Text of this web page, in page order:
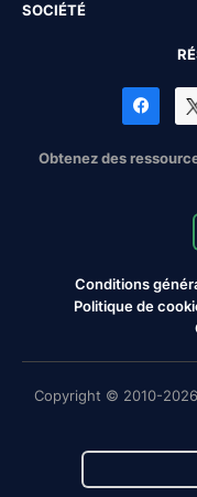
SOCIÉTÉ
Obtenez des
Conditions
Politique de
Copyright © 2010-